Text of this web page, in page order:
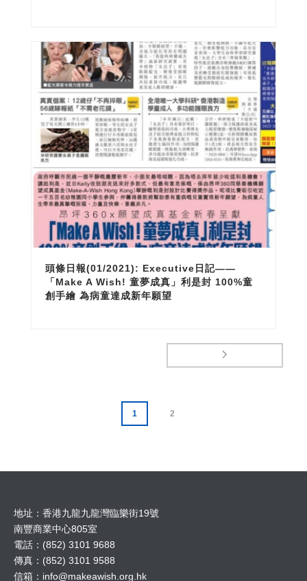
頭條日報(01/2021): Executive日記——
「Make A Wish! 童夢成真」利是封 100%童
創手繪 為病童達成新年願望
1 2
地址：香港九龍九龍灣臨樂街19號
南豐商業中心805室
電話：(852) 3101 9688
傳真：(852) 3101 9588
信箱： info@makeawish.org.hk